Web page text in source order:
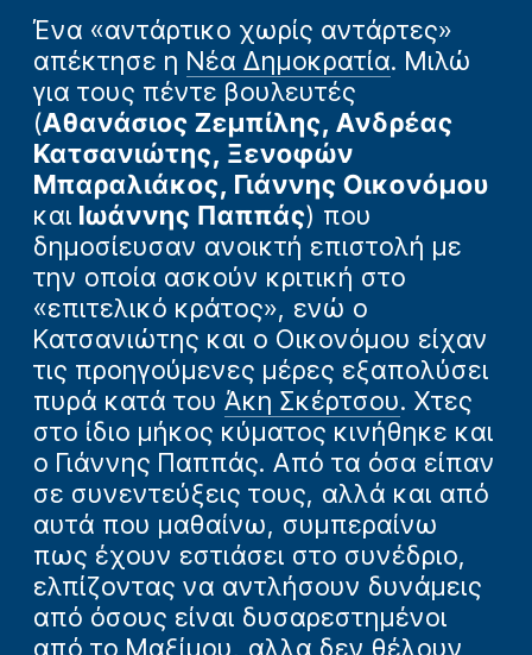
Ένα «αντάρτικο χωρίς αντάρτες»
απέκτησε η Νέα Δημοκρατία. Μιλώ
για τους πέντε βουλευτές
(Αθανάσιος Ζεμπίλης, Ανδρέας
Κατσανιώτης, Ξενοφών
Μπαραλιάκος, Γιάννης Οικονόμου
και Ιωάννης Παππάς) που
δημοσίευσαν ανοικτή επιστολή με
την οποία ασκούν κριτική στο
«επιτελικό κράτος», ενώ ο
Κατσανιώτης και ο Οικονόμου είχαν
τις προηγούμενες μέρες εξαπολύσει
πυρά κατά του Άκη Σκέρτσου. Χτες
στο ίδιο μήκος κύματος κινήθηκε και
ο Γιάννης Παππάς. Από τα όσα είπαν
σε συνεντεύξεις τους, αλλά και από
αυτά που μαθαίνω, συμπεραίνω
πως έχουν εστιάσει στο συνέδριο,
ελπίζοντας να αντλήσουν δυνάμεις
από όσους είναι δυσαρεστημένοι
από το Μαξίμου, αλλα δεν θέλουν